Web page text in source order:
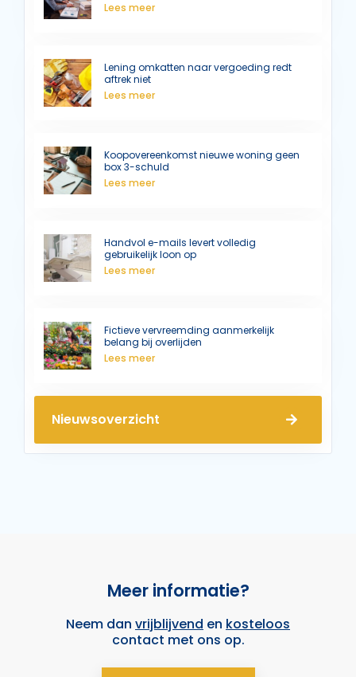
Lees meer
Lening omkatten naar vergoeding redt
aftrek niet
Lees meer
Koopovereenkomst nieuwe woning geen
box 3-schuld
Lees meer
Handvol e-mails levert volledig
gebruikelijk loon op
Lees meer
Fictieve vervreemding aanmerkelijk
belang bij overlijden
Lees meer
Nieuwsoverzicht
Meer informatie?
Neem dan vrijblijvend en kosteloos
contact met ons op.